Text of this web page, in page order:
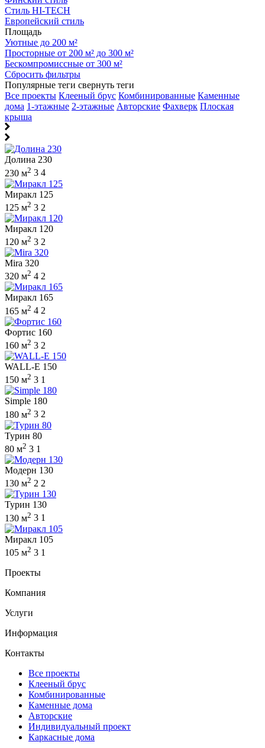
Стиль HI-TECH
Европейский стиль
Площадь
Уютные до 200 м²
Просторные от 200 м² до 300 м²
Бескомпромиссные от 300 м²
Сбросить фильтры
Популярные теги свернуть теги
Все проекты Клееный брус Комбинированные Каменные
дома 1-этажные 2-этажные Авторские Фахверк Плоская
крыша
Долина 230
230 м2 3 4
Миракл 125
125 м2 3 2
Миракл 120
120 м2 3 2
Mira 320
320 м2 4 2
Миракл 165
165 м2 4 2
Фортис 160
160 м2 3 2
WALL-E 150
150 м2 3 1
Simple 180
180 м2 3 2
Турин 80
80 м2 3 1
Модерн 130
130 м2 2 2
Турин 130
130 м2 3 1
Миракл 105
105 м2 3 1
Проекты
Компания
Услуги
Информация
Контакты
Все проекты
Клееный брус
Комбинированные
Каменные дома
Авторские
Индивидуальный проект
Каркасные дома